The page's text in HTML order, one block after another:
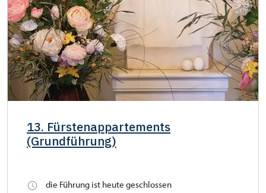
13. Fürstenappartements
(Grundführung)
die Führung ist heute geschlossen